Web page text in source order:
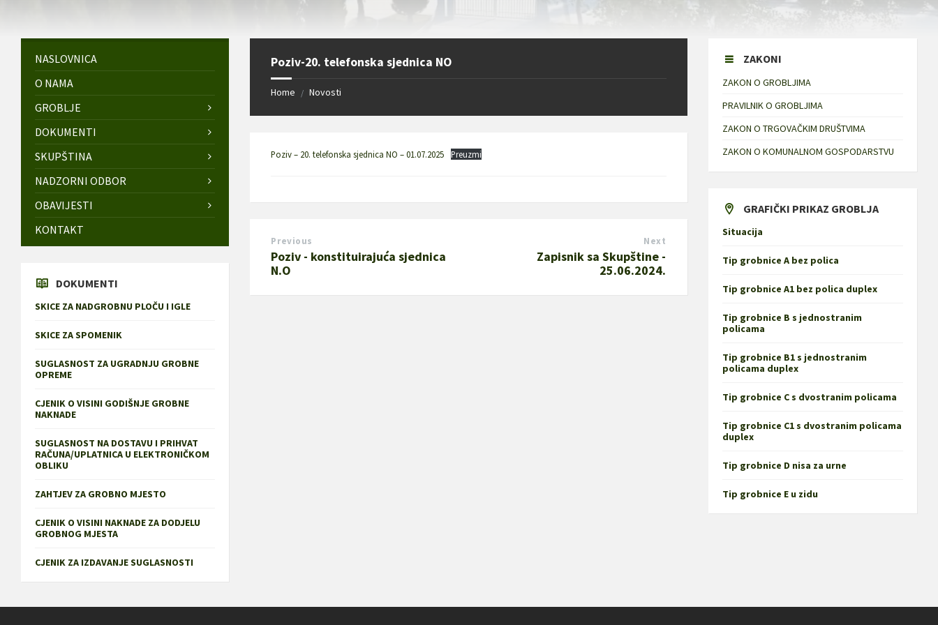
Poziv-20. telefonska sjednica NO
Home / Novosti
Poziv – 20. telefonska sjednica NO – 01.07.2025 Preuzmi
Previous
Poziv - konstituirajuća sjednica
N.O
Next
Zapisnik sa Skupštine -
25.06.2024.
NASLOVNICA
O NAMA
GROBLJE
DOKUMENTI
SKUPŠTINA
NADZORNI ODBOR
OBAVIJESTI
KONTAKT
DOKUMENTI
SKICE ZA NADGROBNU PLOČU I IGLE
SKICE ZA SPOMENIK
SUGLASNOST ZA UGRADNJU GROBNE
OPREME
CJENIK O VISINI GODIŠNJE GROBNE
NAKNADE
SUGLASNOST NA DOSTAVU I PRIHVAT
RAČUNA/UPLATNICA U ELEKTRONIČKOM
OBLIKU
ZAHTJEV ZA GROBNO MJESTO
CJENIK O VISINI NAKNADE ZA DODJELU
GROBNOG MJESTA
CJENIK ZA IZDAVANJE SUGLASNOSTI
ZAKONI
ZAKON O GROBLJIMA
PRAVILNIK O GROBLJIMA
ZAKON O TRGOVAČKIM DRUŠTVIMA
ZAKON O KOMUNALNOM GOSPODARSTVU
GRAFIČKI PRIKAZ GROBLJA
Situacija
Tip grobnice A bez polica
Tip grobnice A1 bez polica duplex
Tip grobnice B s jednostranim
policama
Tip grobnice B1 s jednostranim
policama duplex
Tip grobnice C s dvostranim policama
Tip grobnice C1 s dvostranim policama
duplex
Tip grobnice D nisa za urne
Tip grobnice E u zidu